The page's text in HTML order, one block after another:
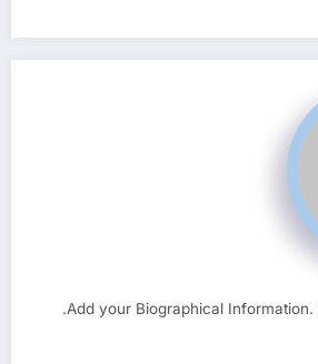
Add your Biographical Information.